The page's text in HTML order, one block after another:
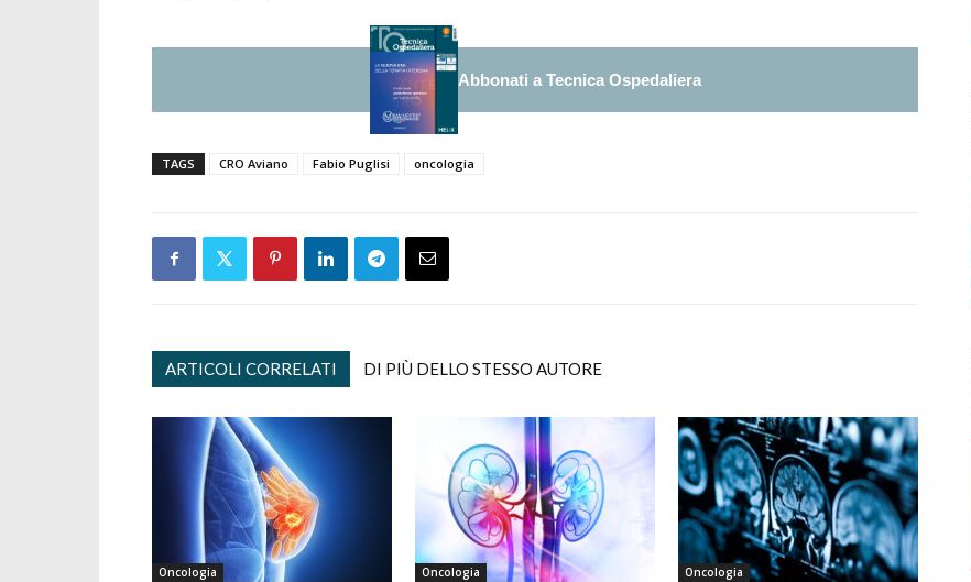
Abbonati a Tecnica Ospedaliera
TAGS CRO Aviano Fabio Puglisi oncologia
ARTICOLI CORRELATI DI PIÙ DELLO STESSO AUTORE
Oncologia Oncologia Oncologia